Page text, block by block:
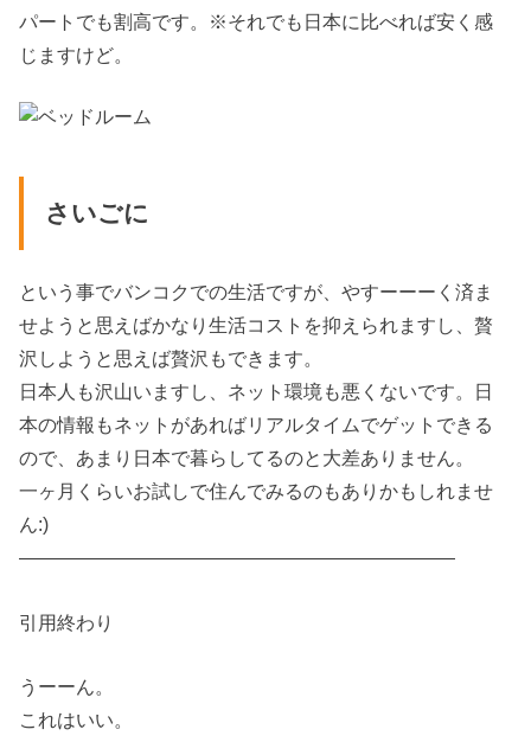
パートでも割高です。※それでも日本に比べれば安く感
じますけど。
さいごに
という事でバンコクでの生活ですが、やすーーーく済ま
せようと思えばかなり生活コストを抑えられますし、贅
沢しようと思えば贅沢もできます。
日本人も沢山いますし、ネット環境も悪くないです。日
本の情報もネットがあればリアルタイムでゲットできる
ので、あまり日本で暮らしてるのと大差ありません。
一ヶ月くらいお試しで住んでみるのもありかもしれませ
ん:)
———————————————————————
引用終わり
うーーん。
これはいい。